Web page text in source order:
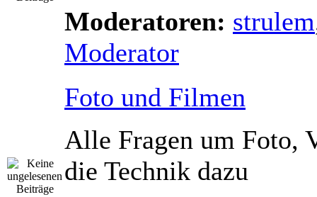
Moderatoren: strulem
Moderator
Foto und Filmen
Alle Fragen um Foto,
die Technik dazu